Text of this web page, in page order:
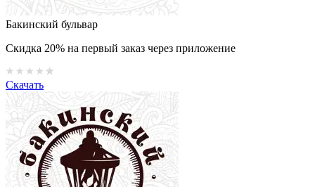
Бакинский бульвар
Скидка 20% на первый заказ через приложение
Скачать